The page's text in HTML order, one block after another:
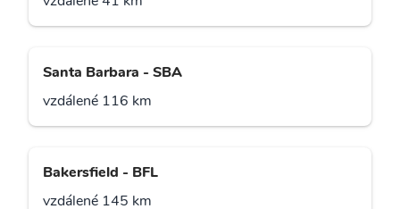
Santa Barbara - SBA
vzdálené 116 km
Bakersfield - BFL
vzdálené 145 km